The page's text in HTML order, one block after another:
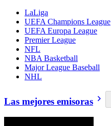
LaLiga
UEFA Champions League
UEFA Europa League
Premier League
NFL
NBA Basketball
Major League Baseball
NHL
Las mejores emisoras